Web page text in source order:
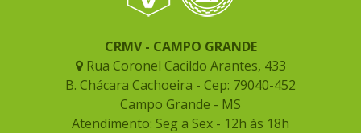
CRMV - CAMPO GRANDE
Rua Coronel Cacildo Arantes, 433
B. Chácara Cachoeira - Cep: 79040-452
Campo Grande - MS
Atendimento: Seg a Sex - 12h às 18h